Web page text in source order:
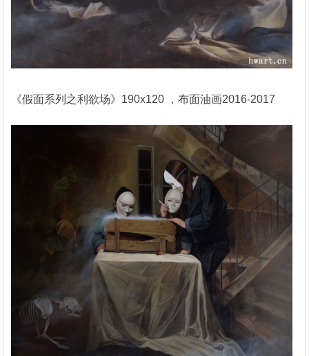
《假面系列之利欲场》190x120 ，布面油画2016-2017